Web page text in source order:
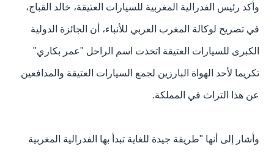
وأكد رئيس الفدرالية المغربية للسيارات العتيقة، خالد القباج،
في تصريح لوكالة المغرب العربي للأنباء، أن الجائزة الدولية
الكبرى للسيارات العتيقة اتخذت اسم الراحل "عمر بكاري"
تكريما لأحد الهواة البارزين لجمع السيارات العتيقة والمدافعين
عن هذا التراث في المملكة.
وأشار إلى أنها "طريقة جيدة للغاية تبدأ بها الفدرالية المغربية